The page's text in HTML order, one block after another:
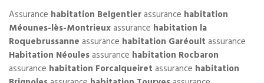
Assurance habitation Belgentierassurance habitation
Méounes-lès-Montrieuxassurance habitation la
Roquebrussanne assurance habitation Garéoult assurance
Habitation Néoulesassurance habitation Rocbaron
assurance habitation Forcalqueiret assurance habitation